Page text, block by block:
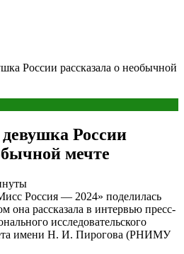
России рассказала о необычной
России
мечте
Россия — 2024» поделилась
она рассказала в интервью пресс-
исследовательского
имени Н. И. Пирогова (РНИМУ